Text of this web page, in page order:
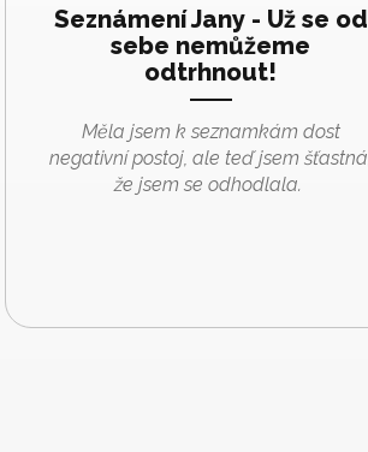
Seznámení Jany - Už se od
sebe nemůžeme
odtrhnout!
Měla jsem k seznamkám dost
negativní postoj, ale teď jsem šťastná,
že jsem se odhodlala.